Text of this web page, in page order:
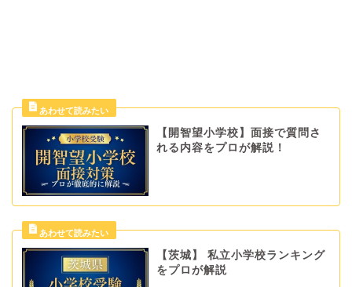
【開智望小学校】面接で質問さ
れる内容をプロが解説！
【茨城】 私立小学校ランキング
をプロが解説